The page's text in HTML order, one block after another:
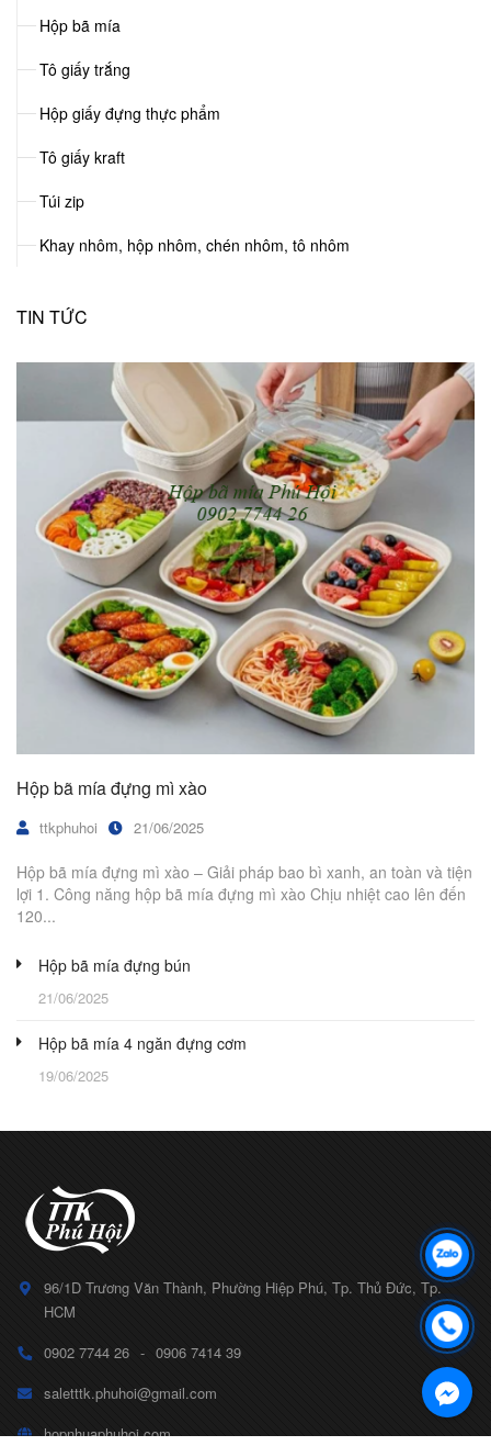
Hộp bã mía
Tô giấy trắng
Hộp giấy đựng thực phẩm
Tô giấy kraft
Túi zip
Khay nhôm, hộp nhôm, chén nhôm, tô nhôm
TIN TỨC
Hộp bã mía đựng mì xào
ttkphuhoi 21/06/2025
Hộp bã mía đựng mì xào – Giải pháp bao bì xanh, an toàn và tiện
lợi 1. Công năng hộp bã mía đựng mì xào Chịu nhiệt cao lên đến
120...
Hộp bã mía đựng bún
21/06/2025
Hộp bã mía 4 ngăn đựng cơm
19/06/2025
96/1D Trương Văn Thành, Phường Hiệp Phú, Tp. Thủ Đức, Tp.
HCM
0902 7744 26 - 0906 7414 39
saletttk.phuhoi@gmail.com
hopnhuaphuhoi.com